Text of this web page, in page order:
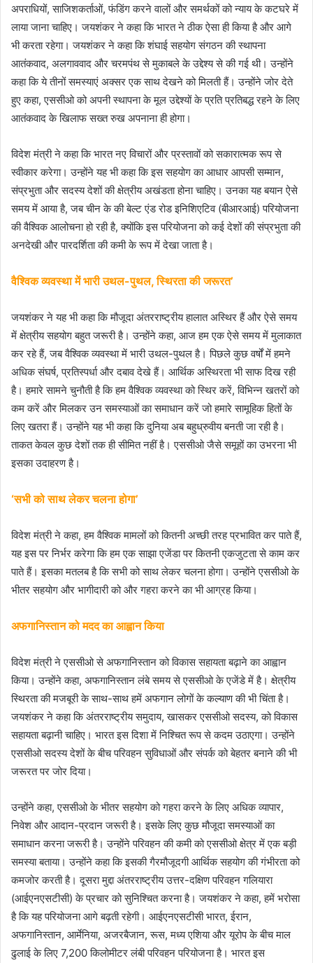
अपराधियों, साजिशकर्ताओं, फंडिंग करने वालों और समर्थकों को न्याय के कटघरे में
लाया जाना चाहिए। जयशंकर ने कहा कि भारत ने ठीक ऐसा ही किया है और आगे
भी करता रहेगा। जयशंकर ने कहा कि शंघाई सहयोग संगठन की स्थापना
आतंकवाद, अलगाववाद और चरमपंथ से मुकाबले के उद्देश्य से की गई थी। उन्होंने
कहा कि ये तीनों समस्याएं अक्सर एक साथ देखने को मिलती हैं। उन्होंने जोर देते
हुए कहा, एससीओ को अपनी स्थापना के मूल उद्देश्यों के प्रति प्रतिबद्ध रहने के लिए
आतंकवाद के खिलाफ सख्त रुख अपनाना ही होगा।
विदेश मंत्री ने कहा कि भारत नए विचारों और प्रस्तावों को सकारात्मक रूप से
स्वीकार करेगा। उन्होंने यह भी कहा कि इस सहयोग का आधार आपसी सम्मान,
संप्रभुता और सदस्य देशों की क्षेत्रीय अखंडता होना चाहिए। उनका यह बयान ऐसे
समय में आया है, जब चीन के की बेल्ट एंड रोड इनिशिएटिव (बीआरआई) परियोजना
की वैश्विक आलोचना हो रही है, क्योंकि इस परियोजना को कई देशों की संप्रभुता की
अनदेखी और पारदर्शिता की कमी के रूप में देखा जाता है।
वैश्विक व्यवस्था में भारी उथल-पुथल, स्थिरता की जरूरत’
जयशंकर ने यह भी कहा कि मौजूदा अंतरराष्ट्रीय हालात अस्थिर हैं और ऐसे समय
में क्षेत्रीय सहयोग बहुत जरूरी है। उन्होंने कहा, आज हम एक ऐसे समय में मुलाकात
कर रहे हैं, जब वैश्विक व्यवस्था में भारी उथल-पुथल है। पिछले कुछ वर्षों में हमने
अधिक संघर्ष, प्रतिस्पर्धा और दबाव देखे हैं। आर्थिक अस्थिरता भी साफ दिख रही
है। हमारे सामने चुनौती है कि हम वैश्विक व्यवस्था को स्थिर करें, विभिन्न खतरों को
कम करें और मिलकर उन समस्याओं का समाधान करें जो हमारे सामूहिक हितों के
लिए खतरा हैं। उन्होंने यह भी कहा कि दुनिया अब बहुध्रुवीय बनती जा रही है।
ताकत केवल कुछ देशों तक ही सीमित नहीं है। एससीओ जैसे समूहों का उभरना भी
इसका उदाहरण है।
‘सभी को साथ लेकर चलना होगा’
विदेश मंत्री ने कहा, हम वैश्विक मामलों को कितनी अच्छी तरह प्रभावित कर पाते हैं,
यह इस पर निर्भर करेगा कि हम एक साझा एजेंडा पर कितनी एकजुटता से काम कर
पाते हैं। इसका मतलब है कि सभी को साथ लेकर चलना होगा। उन्होंने एससीओ के
भीतर सहयोग और भागीदारी को और गहरा करने का भी आग्रह किया।
अफगानिस्तान को मदद का आह्वान किया
विदेश मंत्री ने एससीओ से अफगानिस्तान को विकास सहायता बढ़ाने का आह्वान
किया। उन्होंने कहा, अफगानिस्तान लंबे समय से एससीओ के एजेंडे में है। क्षेत्रीय
स्थिरता की मजबूरी के साथ-साथ हमें अफगान लोगों के कल्याण की भी चिंता है।
जयशंकर ने कहा कि अंतरराष्ट्रीय समुदाय, खासकर एससीओ सदस्य, को विकास
सहायता बढ़ानी चाहिए। भारत इस दिशा में निश्चित रूप से कदम उठाएगा। उन्होंने
एससीओ सदस्य देशों के बीच परिवहन सुविधाओं और संपर्क को बेहतर बनाने की भी
जरूरत पर जोर दिया।
उन्होंने कहा, एससीओ के भीतर सहयोग को गहरा करने के लिए अधिक व्यापार,
निवेश और आदान-प्रदान जरूरी है। इसके लिए कुछ मौजूदा समस्याओं का
समाधान करना जरूरी है। उन्होंने परिवहन की कमी को एससीओ क्षेत्र में एक बड़ी
समस्या बताया। उन्होंने कहा कि इसकी गैरमौजूदगी आर्थिक सहयोग की गंभीरता को
कमजोर करती है। दूसरा मुद्दा अंतरराष्ट्रीय उत्तर-दक्षिण परिवहन गलियारा
(आईएनएसटीसी) के प्रचार को सुनिश्चित करना है। जयशंकर ने कहा, हमें भरोसा
है कि यह परियोजना आगे बढ़ती रहेगी। आईएनएसटीसी भारत, ईरान,
अफगानिस्तान, आर्मेनिया, अजरबैजान, रूस, मध्य एशिया और यूरोप के बीच माल
ढुलाई के लिए 7,200 किलोमीटर लंबी परिवहन परियोजना है। भारत इस